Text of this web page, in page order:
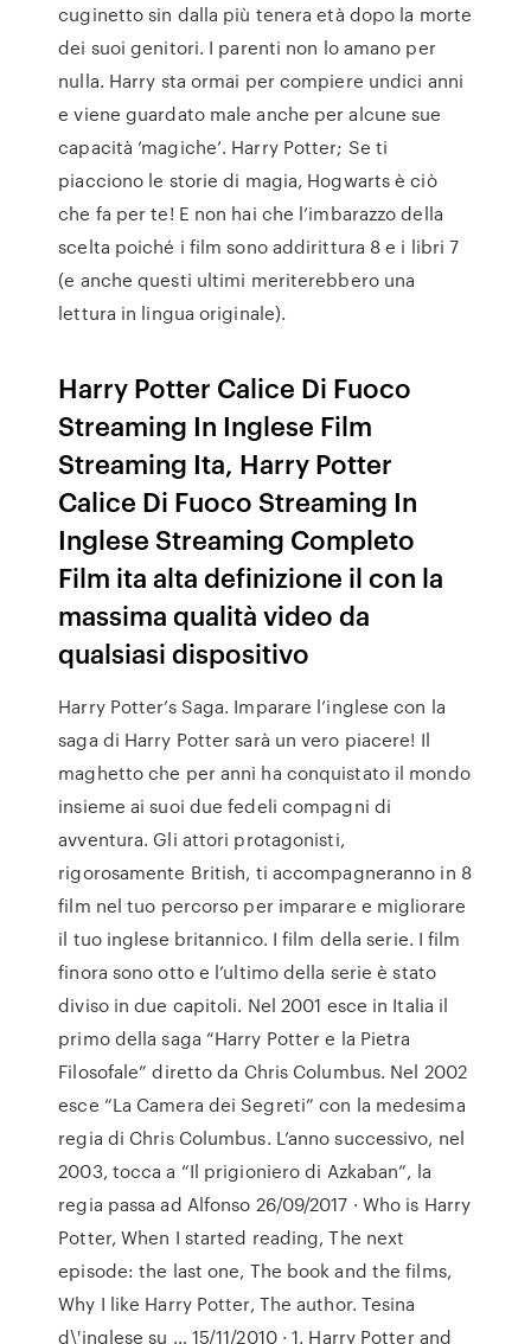
cuginetto sin dalla più tenera età dopo la morte
dei suoi genitori. I parenti non lo amano per
nulla. Harry sta ormai per compiere undici anni
e viene guardato male anche per alcune sue
capacità ‘magiche’. Harry Potter; Se ti
piacciono le storie di magia, Hogwarts è ciò
che fa per te! E non hai che l’imbarazzo della
scelta poiché i film sono addirittura 8 e i libri 7
(e anche questi ultimi meriterebbero una
lettura in lingua originale).
Harry Potter Calice Di Fuoco
Streaming In Inglese Film
Streaming Ita, Harry Potter
Calice Di Fuoco Streaming In
Inglese Streaming Completo
Film ita alta definizione il con la
massima qualità video da
qualsiasi dispositivo
Harry Potter’s Saga. Imparare l’inglese con la
saga di Harry Potter sarà un vero piacere! Il
maghetto che per anni ha conquistato il mondo
insieme ai suoi due fedeli compagni di
avventura. Gli attori protagonisti,
rigorosamente British, ti accompagneranno in 8
film nel tuo percorso per imparare e migliorare
il tuo inglese britannico. I film della serie. I film
finora sono otto e l’ultimo della serie è stato
diviso in due capitoli. Nel 2001 esce in Italia il
primo della saga “Harry Potter e la Pietra
Filosofale” diretto da Chris Columbus. Nel 2002
esce “La Camera dei Segreti” con la medesima
regia di Chris Columbus. L’anno successivo, nel
2003, tocca a “Il prigioniero di Azkaban”, la
regia passa ad Alfonso 26/09/2017 · Who is Harry
Potter, When I started reading, The next
episode: the last one, The book and the films,
Why I like Harry Potter, The author. Tesina
d\'inglese su … 15/11/2010 · 1. Harry Potter and